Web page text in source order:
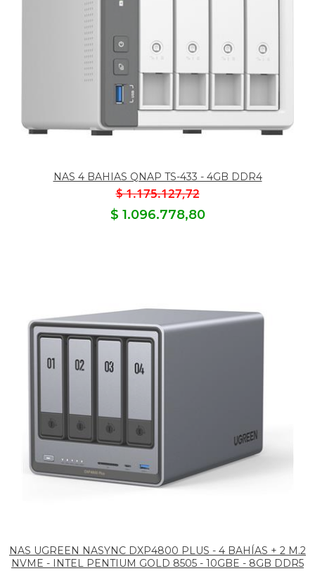
NAS 4 BAHIAS QNAP TS-433 - 4GB DDR4
$ 1.175.127,72
$ 1.096.778,80
NAS UGREEN NASYNC DXP4800 PLUS - 4 BAHÍAS + 2 M.2
NVME - INTEL PENTIUM GOLD 8505 - 10GBE - 8GB DDR5